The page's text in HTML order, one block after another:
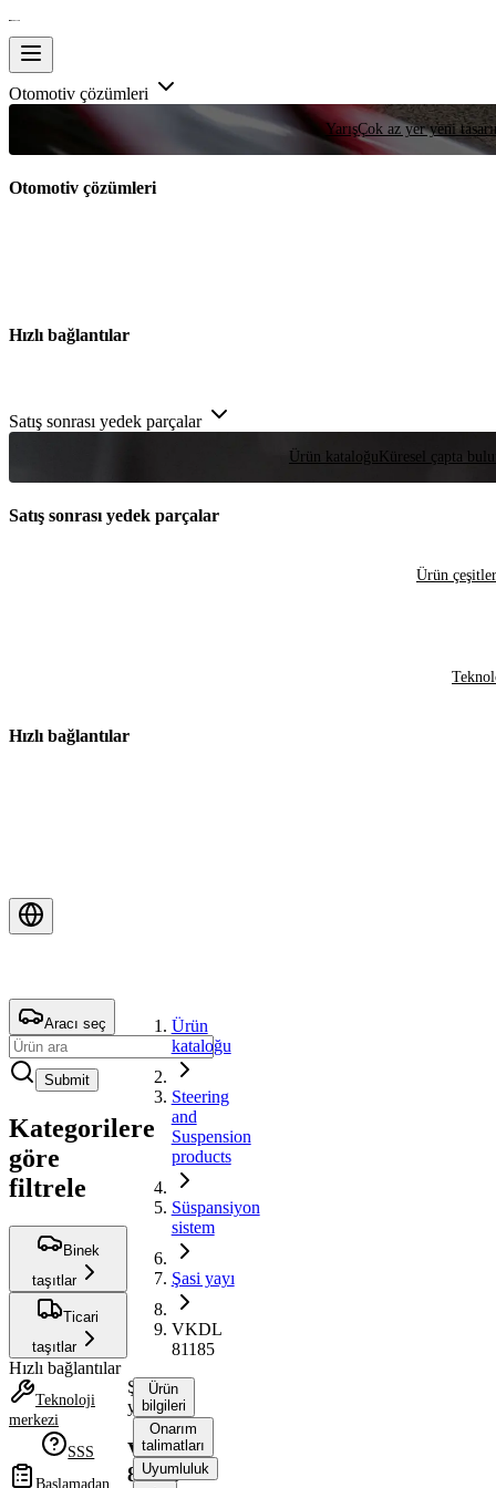
Otomotiv çözümleri
YarışÇok az yer yeni
Otomotiv çözümleri
Hızlı bağlantılar
Satış sonrası yedek parçalar
Ürün kataloğu Küresel çapta
Satış sonrası yedek parçalar
Ürün
Hızlı bağlantılar
Aracı seç
Submit
Kategorilere
göre
filtrele
Binek
taşıtlar
Ticari
taşıtlar
Hızlı bağlantılar
Teknoloji
merkezi
SSS
Başlamadan
Ürün
kataloğu
Steering
and
Suspension
products
Süspansiyon
sistem
Şasi yayı
VKDL
81185
Şasi
yayı
VKDL
81185
Ürün
bilgileri
Onarım
talimatları
Uyumluluk